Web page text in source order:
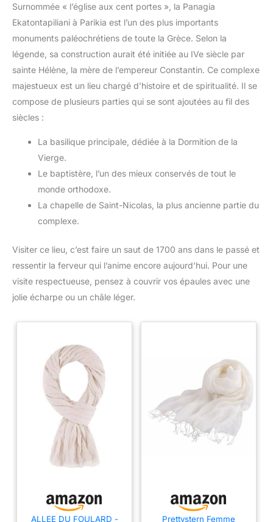
Surnommée « l’église aux cent portes », la Panagia
Ekatontapiliani à Parikia est l’un des plus importants
monuments paléochrétiens de toute la Grèce. Selon la
légende, sa construction aurait été initiée au IVe siècle par
sainte Hélène, la mère de l’empereur Constantin. Ce complexe
majestueux est un lieu chargé d’histoire et de spiritualité. Il se
compose de plusieurs parties qui se sont ajoutées au fil des
siècles :
La basilique principale, dédiée à la Dormition de la
Vierge.
Le baptistère, l’un des mieux conservés de tout le
monde orthodoxe.
La chapelle de Saint-Nicolas, la plus ancienne partie du
complexe.
Visiter ce lieu, c’est faire un saut de 1700 ans dans le passé et
ressentir la ferveur qui l’anime encore aujourd’hui. Pour une
visite respectueuse, pensez à couvrir vos épaules avec une
jolie écharpe ou un châle léger.
ALLEE DU FOULARD -
Prettystern Femme